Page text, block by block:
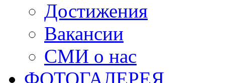
Достижения
Вакансии
СМИ о нас
ФОТОГАЛЕРЕЯ